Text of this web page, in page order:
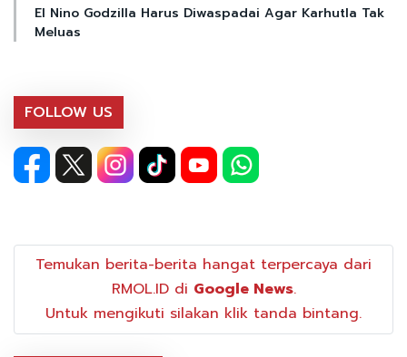
El Nino Godzilla Harus Diwaspadai Agar Karhutla Tak
Meluas
FOLLOW US
Temukan berita-berita hangat terpercaya dari
RMOL.ID di Google News.
Untuk mengikuti silakan klik tanda bintang.